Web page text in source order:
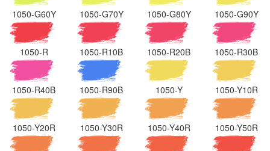
1050-G60Y 1050-G70Y 1050-G80Y 1050-G90Y
1050-R 1050-R10B 1050-R20B 1050-R30B
1050-R40B 1050-R90B 1050-Y 1050-Y10R
1050-Y20R 1050-Y30R 1050-Y40R 1050-Y50R